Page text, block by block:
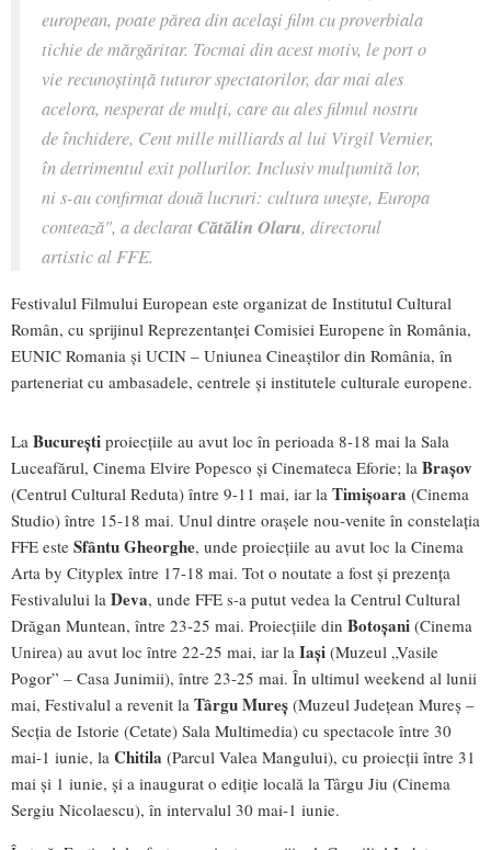
european, poate părea din același film cu proverbiala
tichie de mărgăritar. Tocmai din acest motiv, le port o
vie recunoștință tuturor spectatorilor, dar mai ales
acelora, nesperat de mulți, care au ales filmul nostru
de închidere, Cent mille milliards al lui Virgil Vernier,
în detrimentul exit pollurilor. Inclusiv mulțumită lor,
ni s-au confirmat două lucruri: cultura unește, Europa
contează", a declaratCătălin Olaru, directorul
artistic al FFE.
Festivalul Filmului European este organizat de Institutul Cultural
Român, cu sprijinul Reprezentanței Comisiei Europene în România,
EUNIC Romania și UCIN – Uniunea Cineaștilor din România, în
parteneriat cu ambasadele, centrele și institutele culturale europene.
La București proiecțiile au avut loc în perioada 8-18 mai la Sala
Luceafărul, Cinema Elvire Popesco și Cinemateca Eforie; la Brașov
(Centrul Cultural Reduta) între 9-11 mai, iar la Timișoara (Cinema
Studio) între 15-18 mai. Unul dintre orașele nou-venite în constelația
FFE este Sfântu Gheorghe, unde proiecțiile au avut loc la Cinema
Arta by Cityplex între 17-18 mai. Tot o noutate a fost și prezența
Festivalului la Deva, unde FFE s-a putut vedea la Centrul Cultural
Drăgan Muntean, între 23-25 mai. Proiecțiile din Botoșani (Cinema
Unirea) au avut loc între 22-25 mai, iar la Iași (Muzeul „Vasile
Pogor” – Casa Junimii), între 23-25 mai. În ultimul weekend al lunii
mai, Festivalul a revenit la Târgu Mureș (Muzeul Județean Mureș –
Secţia de Istorie (Cetate) Sala Multimedia) cu spectacole între 30
mai-1 iunie, la Chitila (Parcul Valea Mangului), cu proiecții între 31
mai și 1 iunie, și a inaugurat o ediție locală la Târgu Jiu (Cinema
Sergiu Nicolaescu), în intervalul 30 mai-1 iunie.